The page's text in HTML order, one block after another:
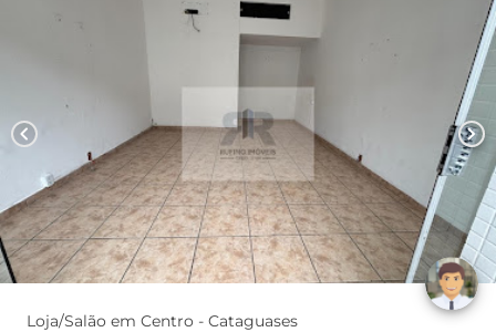
chevron_left chevron_right
Loja/Salão em Centro - Cataguases